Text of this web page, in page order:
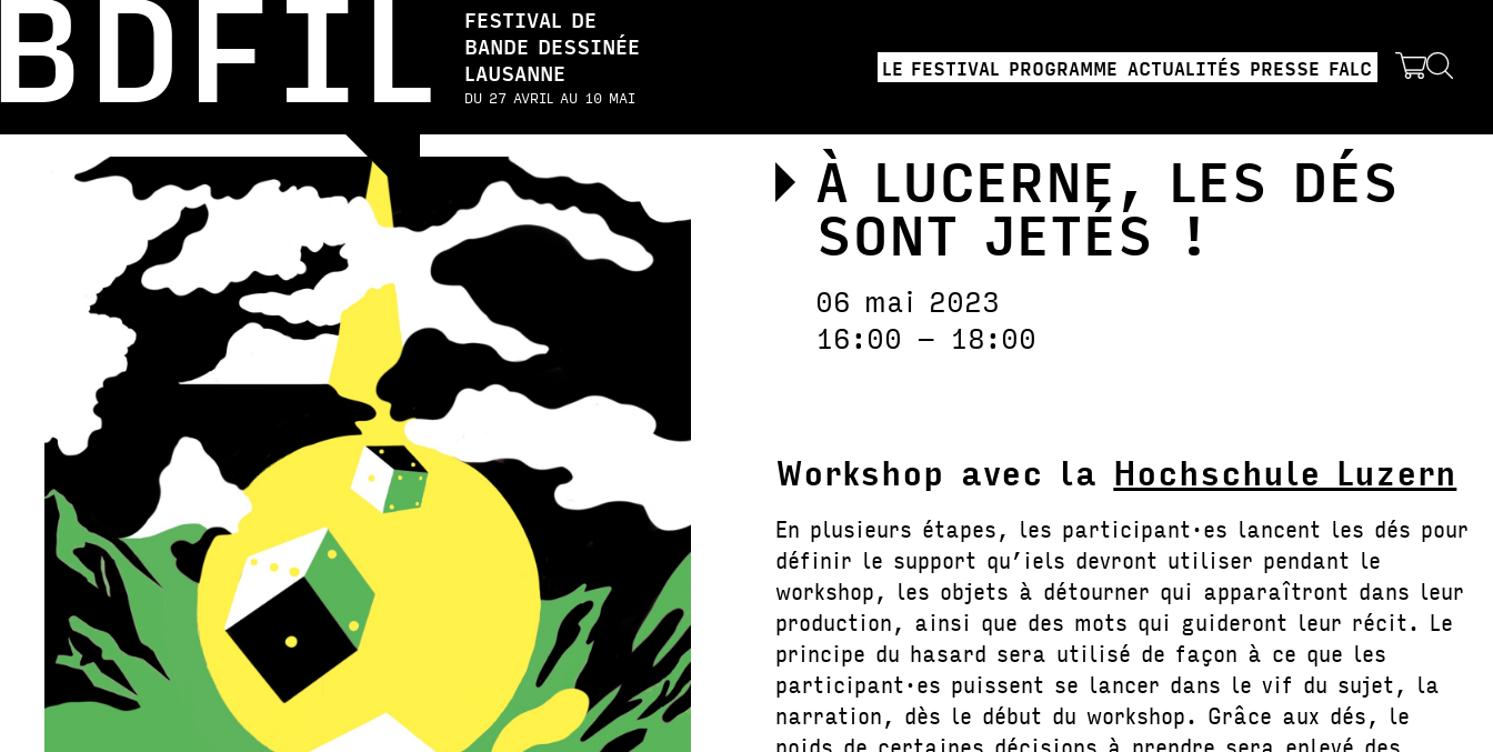
FESTIVAL DE
BANDE DESSINÉE
LAUSANNE
DU 27 AVRIL AU 10 MAI
LE FESTIVAL PROGRAMME ACTUALITÉS PRESSE FALC
À LUCERNE, LES DÉS
SONT JETÉS !
06 mai 2023
16:00 – 18:00
Workshop avec la Hochschule Luzern
En plusieurs étapes, les participant·es lancent les dés pour
définir le support qu’iels devront utiliser pendant le
workshop, les objets à détourner qui apparaîtront dans leur
production, ainsi que des mots qui guideront leur récit. Le
principe du hasard sera utilisé de façon à ce que les
participant·es puissent se lancer dans le vif du sujet, la
narration, dès le début du workshop. Grâce aux dés, le